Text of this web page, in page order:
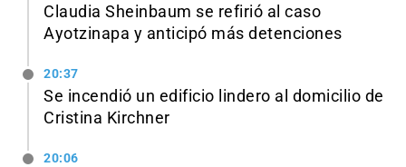
Claudia Sheinbaum se refirió al caso
Ayotzinapa y anticipó más detenciones
20:37
Se incendió un edificio lindero al domicilio de
Cristina Kirchner
20:06